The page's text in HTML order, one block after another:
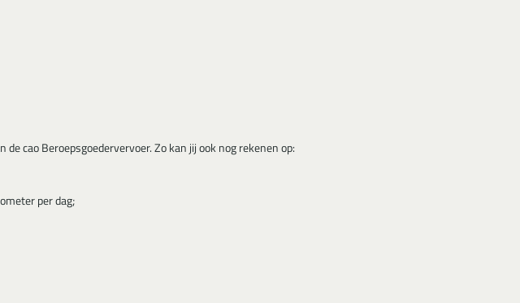
cao Beroepsgoedervervoer. Zo kan jij ook nog rekenen op:
per dag;